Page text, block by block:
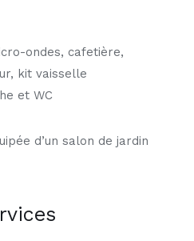
ondes, cafetière,
kit vaisselle
et WC
d’un salon de jardin